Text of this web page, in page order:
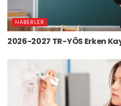
HABERLER
2026-2027 TR-YÖS Erken